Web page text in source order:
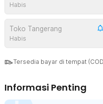
Habis
Toko Tangerang
Habis
Tersedia bayar di tempat
Informasi Penting